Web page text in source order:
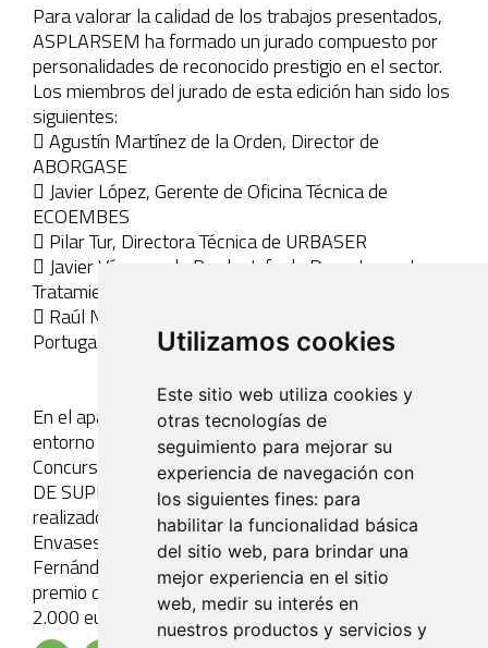
Utilizamos cookies
Este sitio web utiliza cookies y
otras tecnologías de
seguimiento para mejorar su
experiencia de navegación con
los siguientes fines: para
habilitar la funcionalidad básica
del sitio web, para brindar una
mejor experiencia en el sitio
web, medir su interés en
nuestros productos y servicios y
Para valorar la calidad de los trabajos presentados,
ASPLARSEM ha formado un jurado compuesto por
personalidades de reconocido prestigio en el sector.
Los miembros del jurado de esta edición han sido los
siguientes:
 Agustín Martínez de la Orden, Director de
ABORGASE
 Javier López, Gerente de Oficina Técnica de
ECOEMBES
 Pilar Tur, Directora Técnica de URBASER
 Javier Vázquez de Prada, Jefe de Departamento
Tratamiento de FCC Medio Ambiente
 Raúl Núñez, Responsable Comercial España y
Portugal de PELLENC
En el apartado de mejora de procesos, prevención y
entorno de trabajo, el proyecto ganador del VIII
Concurso IDEAS ha sido el proyecto de “CÁMARA
DE SUPERVISIÓN DE EQUIPOS DE TRABAJO”,
realizado por Roberto Moyá Torres de la planta de
Envases de TIRME en Mallorca y José García
Fernández Encargado de la Fundación Deixalles. El
premio del primer clasificado de esta temática es de
2.000 euros.